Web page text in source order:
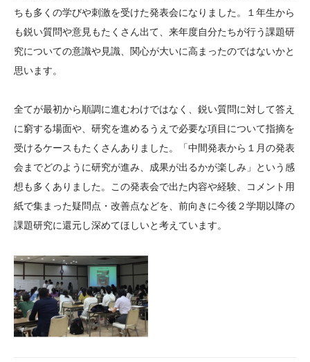
ちも多くの学びや刺激を受けた発表会になりました。１年生から
も鋭い質問や意見もたくさん出て、来年度自分たちが行う課題研
究についての意識や見識、関心が大いに高まったのではないかと
思います。
全てが最初から順調に進むわけではなく、鋭い質問に対して答え
に窮する場面や、研究を進めるうえで必要な項目について指摘を
受けるケースもたくさんありました。「中間発表から１月の発表
会までどのように研究が進み、成果が出るかが楽しみ」という感
想も多くありました。この発表会で出た内容や経験、コメント用
紙で集まった疑問点・改善点などを、前向きに今後２学期以降の
課題研究に還元し深めてほしいと考えています。